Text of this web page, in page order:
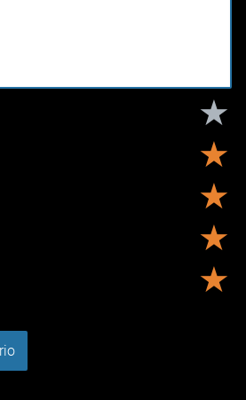
★
★
★
★
★